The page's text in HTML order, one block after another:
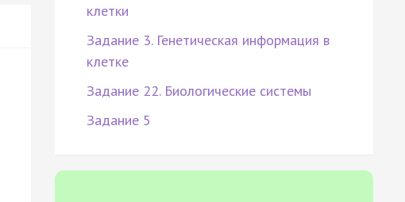
клетки
Задание 3. Генетическая информация в
клетке
Задание 22. Биологические системы
Задание 5